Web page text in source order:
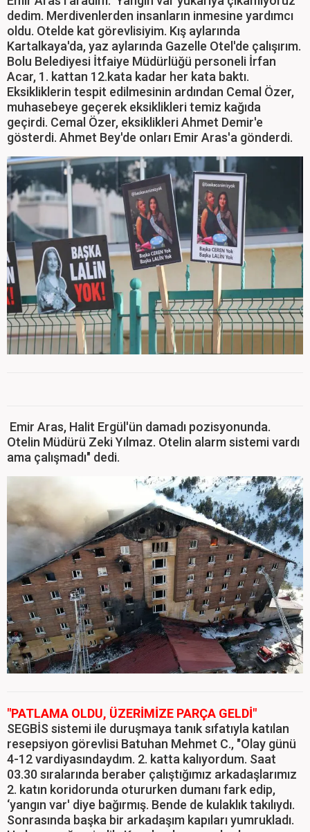
dedim. Merdivenlerden insanların inmesine yardımcı
oldu. Otelde kat görevlisiyim. Kış aylarında
Kartalkaya'da, yaz aylarında Gazelle Otel'de çalışırım.
Bolu Belediyesi İtfaiye Müdürlüğü personeli İrfan
Acar, 1. kattan 12.kata kadar her kata baktı.
Eksikliklerin tespit edilmesinin ardından Cemal Özer,
muhasebeye geçerek eksiklikleri temiz kağıda
geçirdi. Cemal Özer, eksiklikleri Ahmet Demir'e
gösterdi. Ahmet Bey'de onları Emir Aras'a gönderdi.
Emir Aras, Halit Ergül'ün damadı pozisyonunda.
Otelin Müdürü Zeki Yılmaz. Otelin alarm sistemi vardı
ama çalışmadı" dedi.
"PATLAMA OLDU, ÜZERİMİZE PARÇA GELDİ"
SEGBİS sistemi ile duruşmaya tanık sıfatıyla katılan
resepsiyon görevlisi Batuhan Mehmet C., "Olay günü
4-12 vardiyasındaydım. 2. katta kalıyordum. Saat
03.30 sıralarında beraber çalıştığımız arkadaşlarımız
2. katın koridorunda otururken dumanı fark edip,
‘yangın var' diye bağırmış. Bende de kulaklık takılıydı.
Sonrasında başka bir arkadaşım kapıları yumrukladı.